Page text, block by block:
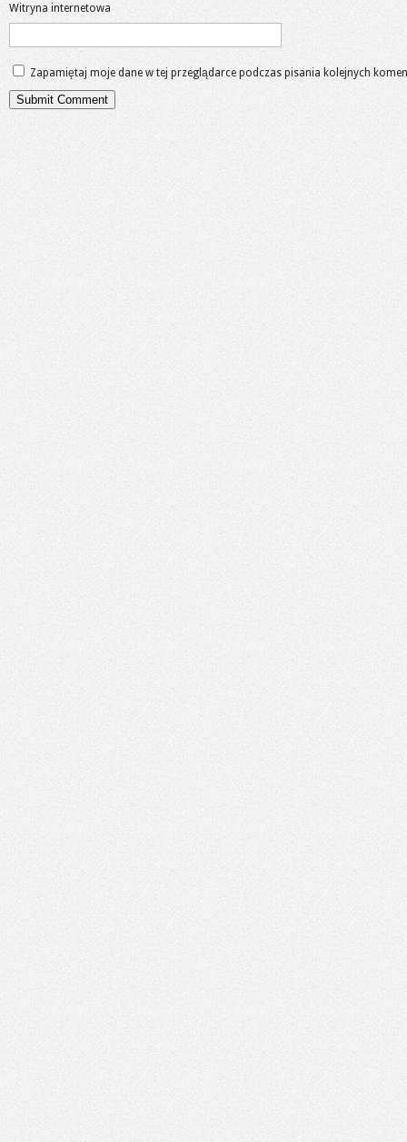
Witryna internetowa
Zapamiętaj moje dane w tej przeglądarce podczas pisania kolejnych